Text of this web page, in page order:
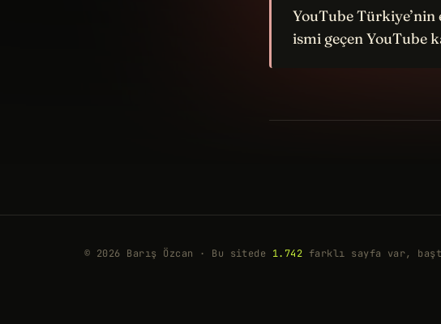
YouTube
ismi geçen YouTube
© 2026 Barış Özcan · Bu sitede 1.742 farklı sayfa var,